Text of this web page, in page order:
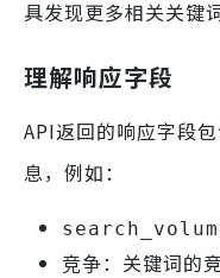
具发现更多相关关键
理解响应字段
API返回的响应字段
息，例如：
竞争：关键词的